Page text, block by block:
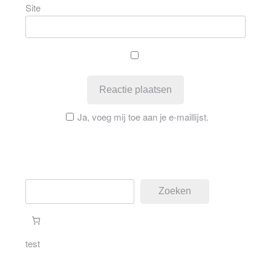
Site
Ja, voeg mij toe aan je e-maillijst.
Zoeken
Zoeken
test